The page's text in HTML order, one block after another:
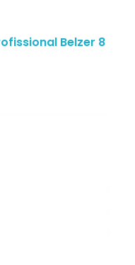
Belzer 8